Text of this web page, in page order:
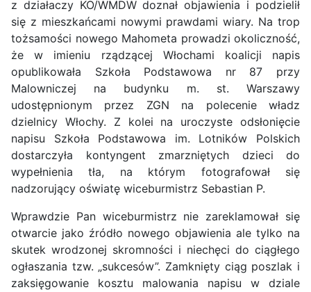
z działaczy KO/WMDW doznał objawienia i podzielił
się z mieszkańcami nowymi prawdami wiary. Na trop
tożsamości nowego Mahometa prowadzi okoliczność,
że w imieniu rządzącej Włochami koalicji napis
opublikowała Szkoła Podstawowa nr 87 przy
Malowniczej na budynku m. st. Warszawy
udostępnionym przez ZGN na polecenie władz
dzielnicy Włochy. Z kolei na uroczyste odsłonięcie
napisu Szkoła Podstawowa im. Lotników Polskich
dostarczyła kontyngent zmarzniętych dzieci do
wypełnienia tła, na którym fotografował się
nadzorujący oświatę wiceburmistrz Sebastian P.
Wprawdzie Pan wiceburmistrz nie zareklamował się
otwarcie jako źródło nowego objawienia ale tylko na
skutek wrodzonej skromności i niechęci do ciągłego
ogłaszania tzw. „sukcesów”. Zamknięty ciąg poszlak i
zaksięgowanie kosztu malowania napisu w dziale